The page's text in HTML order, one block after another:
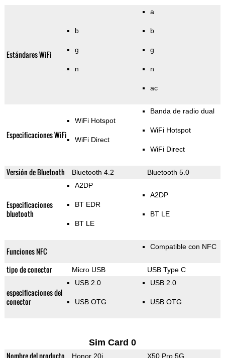
Estándares WiFi
b
g
n
a
b
g
n
ac
Especificaciones WiFi
WiFi Hotspot
WiFi Direct
Banda de radio dual
WiFi Hotspot
WiFi Direct
Versión de Bluetooth Bluetooth 4.2 Bluetooth 5.0
Especificaciones
bluetooth
A2DP
BT EDR
BT LE
A2DP
BT LE
Funciones NFC Compatible con NFC
tipo de conector Micro USB USB Type C
especificaciones del
conector
USB 2.0
USB OTG
USB 2.0
USB OTG
Sim Card 0
Nombre del producto Honor 20i X50 Pro 5G